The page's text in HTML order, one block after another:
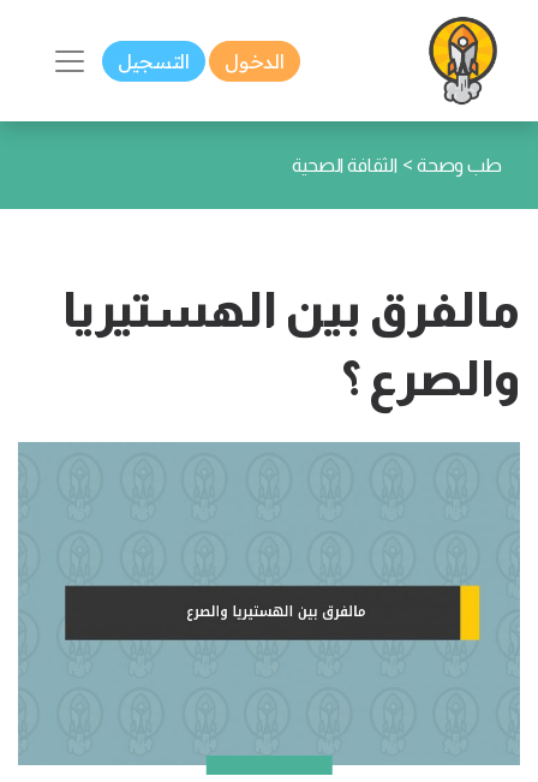
الدخول التسجيل
طب وصحة > الثقافة الصحية
مالفرق بين الهستيريا
والصرع ؟